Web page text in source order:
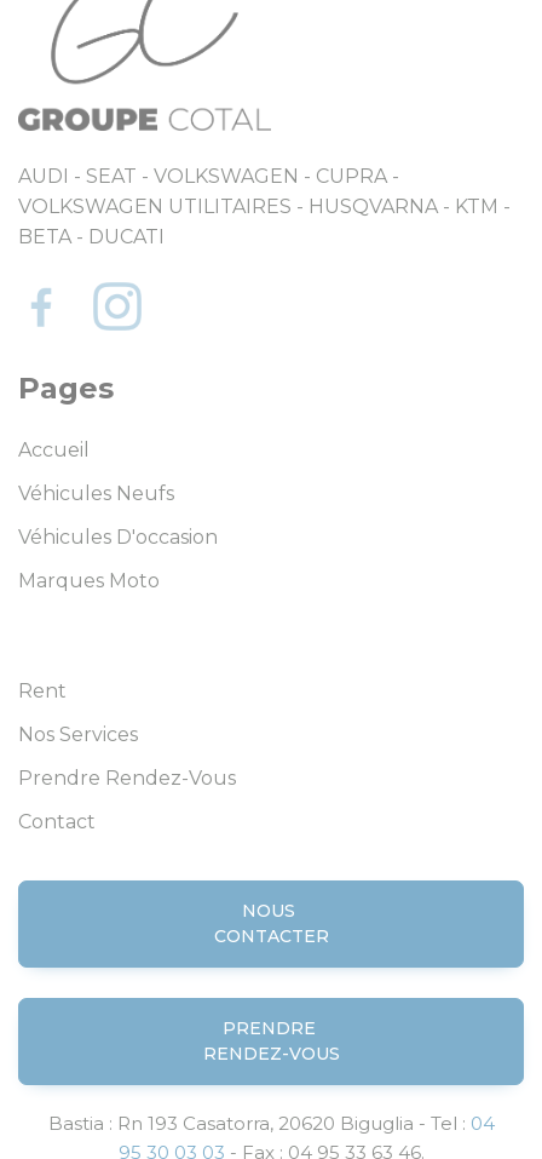
AUDI - SEAT - VOLKSWAGEN - CUPRA -
VOLKSWAGEN UTILITAIRES - HUSQVARNA - KTM -
BETA - DUCATI
Pages
Accueil
Véhicules Neufs
Véhicules D'occasion
Marques Moto
Rent
Nos Services
Prendre Rendez-Vous
Contact
NOUS
CONTACTER
PRENDRE
RENDEZ-VOUS
Bastia : Rn 193 Casatorra, 20620 Biguglia - Tel : 04
95 30 03 03 - Fax : 04 95 33 63 46.